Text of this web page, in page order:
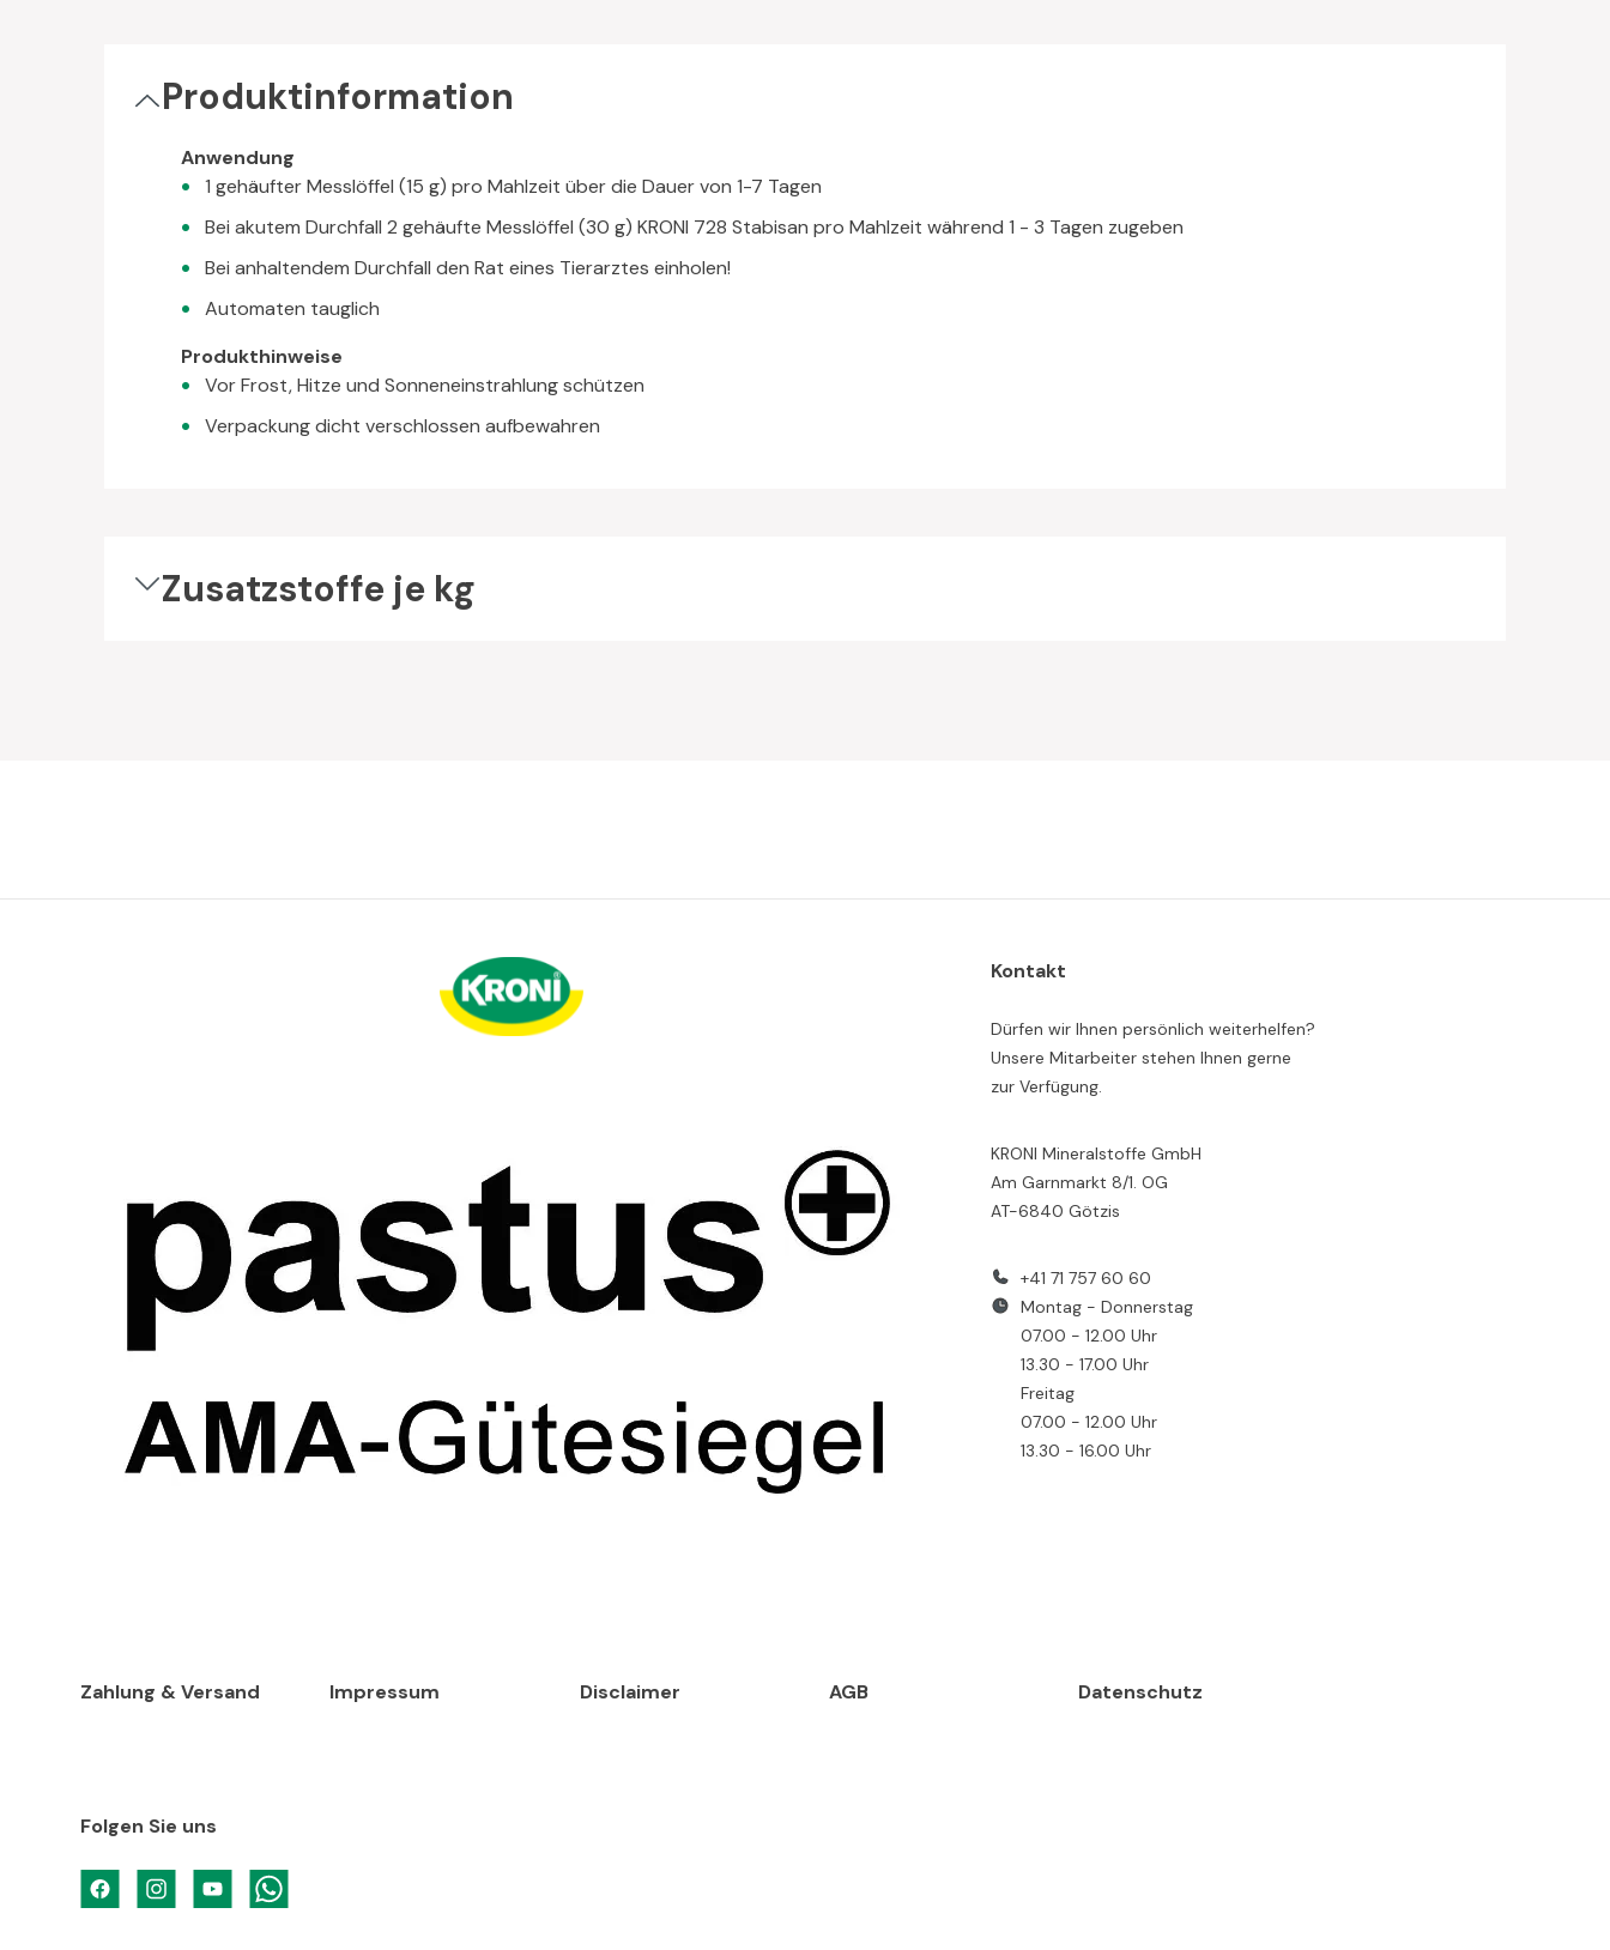
Produktinformation
Anwendung
1 gehäufter Messlöffel (15 g) pro Mahlzeit über die Dauer von 1-7 Tagen
Bei akutem Durchfall 2 gehäufte Messlöffel (30 g) KRONI 728 Stabisan pro Mahlzeit während 1 - 3 Tagen zugeben
Bei anhaltendem Durchfall den Rat eines Tierarztes einholen!
Automaten tauglich
Produkthinweise
Vor Frost, Hitze und Sonneneinstrahlung schützen
Verpackung dicht verschlossen aufbewahren
Zusatzstoffe je kg
Kontakt
Dürfen wir Ihnen persönlich weiterhelfen?
Unsere Mitarbeiter stehen Ihnen gerne
zur Verfügung.
KRONI Mineralstoffe GmbH
Am Garnmarkt 8/1. OG
AT-6840 Götzis
+41 71 757 60 60
Montag - Donnerstag
07.00 - 12.00 Uhr
13.30 - 17.00 Uhr
Freitag
07.00 - 12.00 Uhr
13.30 - 16.00 Uhr
Zahlung & Versand Impressum Disclaimer AGB Datenschutz
Folgen Sie uns